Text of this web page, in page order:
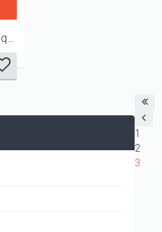
Dictionnaire de l'Aéronautique et de l'Espace - Anglais/Français
1
2
3